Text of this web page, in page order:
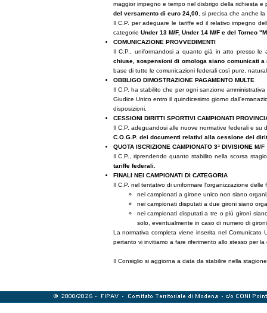
maggior impegno e tempo nel disbrigo della richiesta
del versamento di euro 24,00, si precisa che anche la
Il C.P. per adeguare le tariffe ed il relativo impegno
categorie Under 13 M/F, Under 14 M/F e del Torneo
COMUNICAZIONE PROVVEDIMENTI
Il C.P., uniformandosi a quanto già in atto presso
chiuse, sospensioni di omologa siano comunicati a
base di tutte le comunicazioni federali così pure,
OBBLIGO DIMOSTRAZIONE PAGAMENTO MULTE
Il C.P. ha stabilito che per ogni sanzione
Giudice Unico entro il quindicesimo giorno
disposizioni.
CESSIONI DIRITTI SPORTIVI CAMPIONATI
Il C.P. adeguandosi alle nuove normative federali e
C.O.G.P. dei documenti relativi alla cessione dei
QUOTA ISCRIZIONE CAMPIONATO 3ª DIVISIONE M/F
Il C.P., riprendendo quanto stabilito nella scorsa
tariffe federali
FINALI NEI CAMPIONATI DI CATEGORIA
Il C.P. nel tentativo di uniformare l'organizzazione
nei campionati a girone unico non siano
nei campionati disputati a due gironi siano
nei campionati disputati a tre o più gironi
solo, eventualmente in caso di numero di
La normativa completa viene inserita nel
pertanto vi invitiamo a fare riferimento allo stesso per la
Il Consiglio si aggiorna a data da stabilire nella